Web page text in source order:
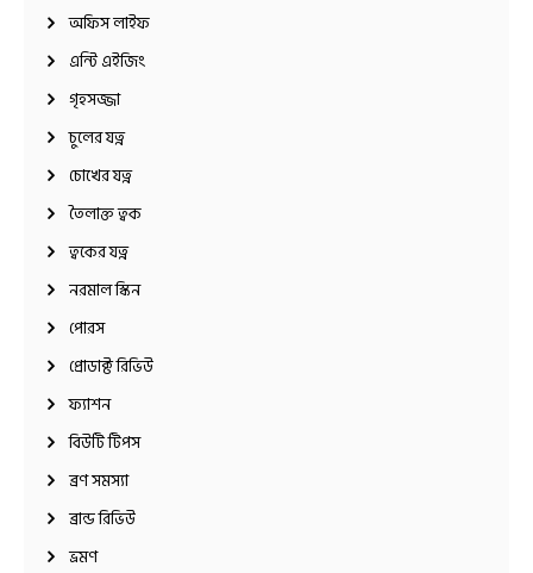
অফিস লাইফ
এন্টি এইজিং
গৃহসজ্জা
চুলের যত্ন
চোখের যত্ন
তৈলাক্ত ত্বক
ত্বকের যত্ন
নরমাল স্কিন
পোরস
প্রোডাক্ট রিভিউ
ফ্যাশন
বিউটি টিপস
ব্রণ সমস্যা
ব্রান্ড রিভিউ
ভ্রমণ